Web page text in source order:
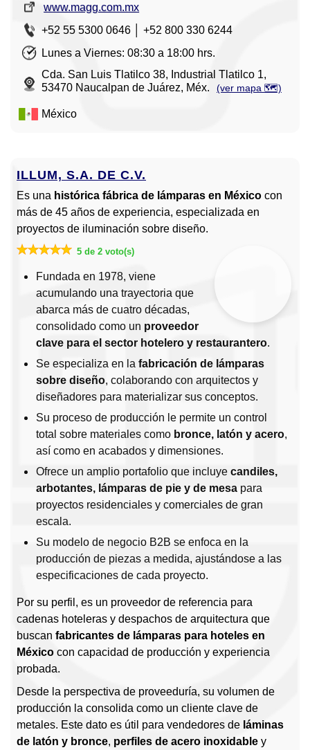
www.magg.com.mx
+52 55 5300 0646 │ +52 800 330 6244
Lunes a Viernes: 08:30 a 18:00 hrs.
Cda. San Luis Tlatilco 38, Industrial Tlatilco 1,
53470 Naucalpan de Juárez, Méx.
(ver mapa 🗺️)
México
ILLUM, S.A. DE C.V.
Es una histórica fábrica de lámparas en México con
más de 45 años de experiencia, especializada en
proyectos de iluminación sobre diseño.
5 de 2 voto(s)
Fundada en 1978, viene
acumulando una trayectoria que
abarca más de cuatro décadas,
consolidado como un proveedor
clave para el sector hotelero y restaurantero.
Se especializa en la fabricación de lámparas
sobre diseño, colaborando con arquitectos y
diseñadores para materializar sus conceptos.
Su proceso de producción le permite un control
total sobre materiales como bronce, latón y acero,
así como en acabados y dimensiones.
Ofrece un amplio portafolio que incluye candiles,
arbotantes, lámparas de pie y de mesa para
proyectos residenciales y comerciales de gran
escala.
Su modelo de negocio B2B se enfoca en la
producción de piezas a medida, ajustándose a las
especificaciones de cada proyecto.
Por su perfil, es un proveedor de referencia para
cadenas hoteleras y despachos de arquitectura que
buscan fabricantes de lámparas para hoteles en
México con capacidad de producción y experiencia
probada.
Desde la perspectiva de proveeduría, su volumen de
producción la consolida como un cliente clave de
metales. Este dato es útil para vendedores de láminas
de latón y bronce, perfiles de acero inoxidable y